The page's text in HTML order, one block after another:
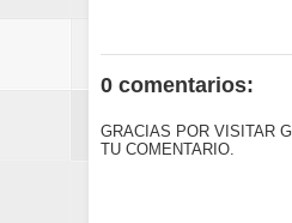
0 comentarios:
GRACIAS POR VISITAR
TU COMENTARIO.